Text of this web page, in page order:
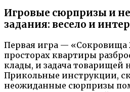
Игровые сюрпризы и
задания: весело и
Первая игра — «Сокровища
просторах квартиры
клады, и задача товарищей
Прикольные инструкции,
неожиданные сюрпризы